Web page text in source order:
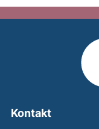
Kontakt